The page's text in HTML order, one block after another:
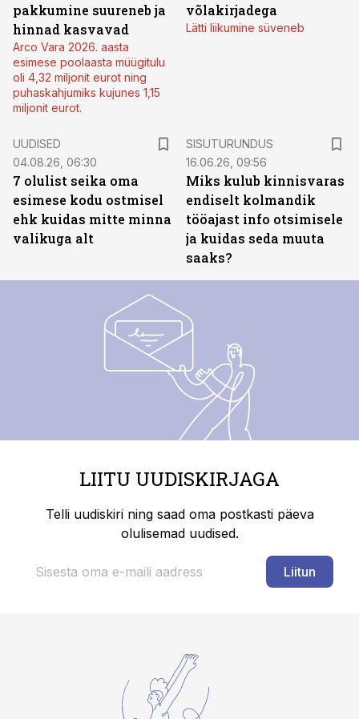
pakkumine suureneb ja
hinnad kasvavad
Arco Vara 2026. aasta
esimese poolaasta müügitulu
oli 4,32 miljonit eurot ning
puhaskahjumiks kujunes 1,15
miljonit eurot.
võlakirjadega
Lätti liikumine süveneb
UUDISED
04.08.26, 06:30
7 olulist seika oma
esimese kodu ostmisel
ehk kuidas mitte minna
valikuga alt
SISUTURUNDUS
16.06.26, 09:56
Miks kulub kinnisvaras
endiselt kolmandik
tööajast info otsimisele
ja kuidas seda muuta
saaks?
LIITU UUDISKIRJAGA
Telli uudiskiri ning saad oma postkasti päeva
olulisemad uudised.
Liitun